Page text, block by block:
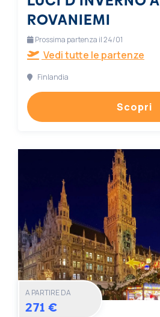
ROVANIEMI
Prossima partenza il 24/01
Vedi tutte le partenze
Finlandia
Scopri
A PARTIRE DA
271 €